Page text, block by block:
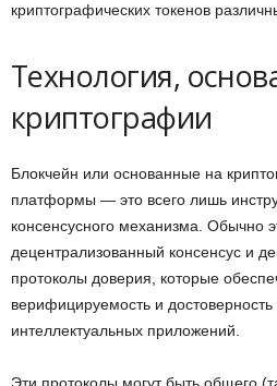
криптографических токенов
Технология,
криптографии
Блокчейн или основанные на
платформы — это всего лишь
консенсусного механизма. Обычно
децентрализованный консенсус и
протоколы доверия, которые
верифицируемость и достоверность
интеллектуальных приложений.